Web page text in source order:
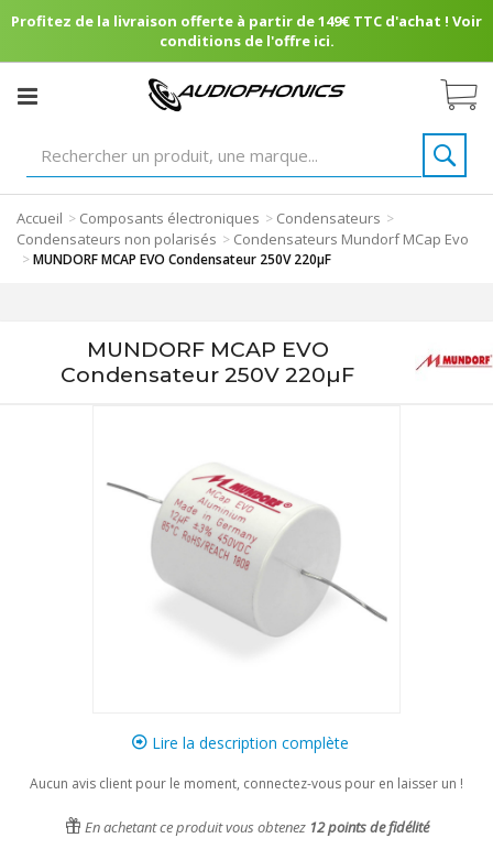
Profitez de la livraison offerte à partir de 149€ TTC d'achat ! Voir
conditions de l'offre ici.
Accueil > Composants électroniques > Condensateurs >
Condensateurs non polarisés > Condensateurs Mundorf MCap Evo
>MUNDORF MCAP EVO Condensateur 250V 220µF
MUNDORF MCAP EVO
Condensateur 250V 220µF
Lire la description complète
Aucun avis client pour le moment, connectez-vous pour en laisser un !
En achetant ce produit vous obtenez 12points de fidélité